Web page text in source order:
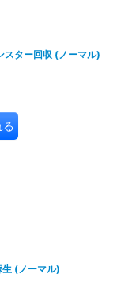
ター回収 (ノーマル)
(ノーマル)